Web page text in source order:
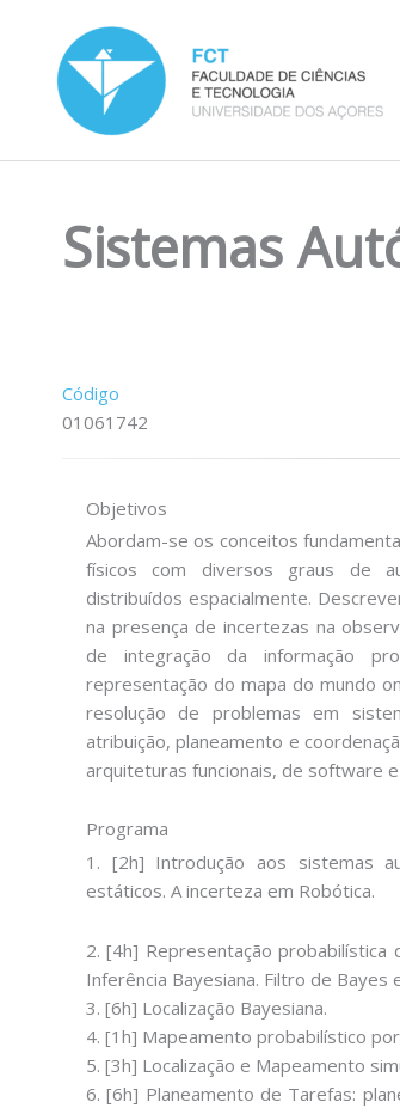
content
Sistemas
Código
01061742
Objetivos
Abordam-se os conceitos
físicos com diversos graus de
distribuídos espacialmente.
na presença de incertezas na
de integração da informação
representação do mapa do mundo
resolução de problemas em
atribuição, planeamento e
arquiteturas funcionais, de software
Programa
1. [2h] Introdução aos sistemas
estáticos. A incerteza em Robótica.
2. [4h] Representação probabilística
Inferência Bayesiana. Filtro de Bayes
3. [6h] Localização Bayesiana.
4. [1h] Mapeamento probabilístico
5. [3h] Localização e Mapeamento
6. [6h] Planeamento de Tarefas: